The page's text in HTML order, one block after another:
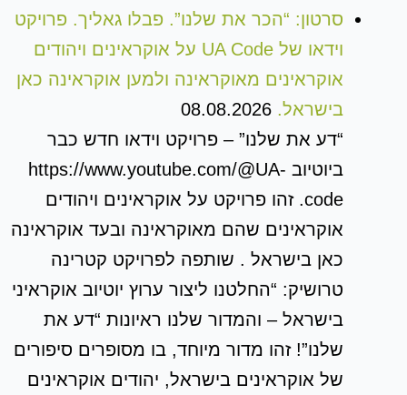
סרטון: “הכר את שלנו”. פבלו גאליך. פרויקט
וידאו של UA Code על אוקראינים ויהודים
אוקראינים מאוקראינה ולמען אוקראינה כאן
בישראל. 08.08.2026
“דע את שלנו” – פרויקט וידאו חדש כבר
ביוטיוב https://www.youtube.com/@UA-
code. זהו פרויקט על אוקראינים ויהודים
אוקראינים שהם מאוקראינה ובעד אוקראינה
כאן בישראל . שותפה לפרויקט קטרינה
טרושיק: “החלטנו ליצור ערוץ יוטיוב אוקראיני
בישראל – והמדור שלנו ראיונות “דע את
שלנו”! זהו מדור מיוחד, בו מסופרים סיפורים
של אוקראינים בישראל, יהודים אוקראינים